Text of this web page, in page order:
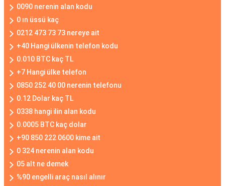
0090 nerenin alan kodu
0 ın üssü kaç
0212 473 73 73 nereye ait
+40 Hangi ülkenin telefon kodu
0.010 BTC kaç TL
+7 Hangi ülke telefon
0850 252 40 00 nerenin telefonu
0.12 Dolar kaç TL
0338 hangi ilin alan kodu
0.0005 BTC kaç dolar
+90 850 222 0600 kime ait
0 324 nerenin alan kodu
05 alt ne demek
%90 engelli araç nasıl alınır